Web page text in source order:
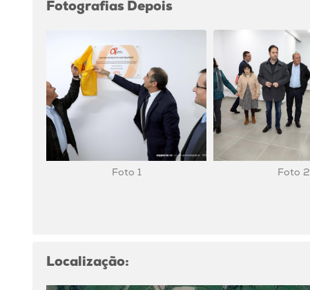
Fotografias Depois
Foto 1 Foto 2
Localização: